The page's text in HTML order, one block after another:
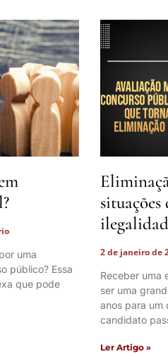
uma
público? Essa
que pode
2 de janeiro de
Receber uma
ser uma
anos para
candidato
Ler Artigo »